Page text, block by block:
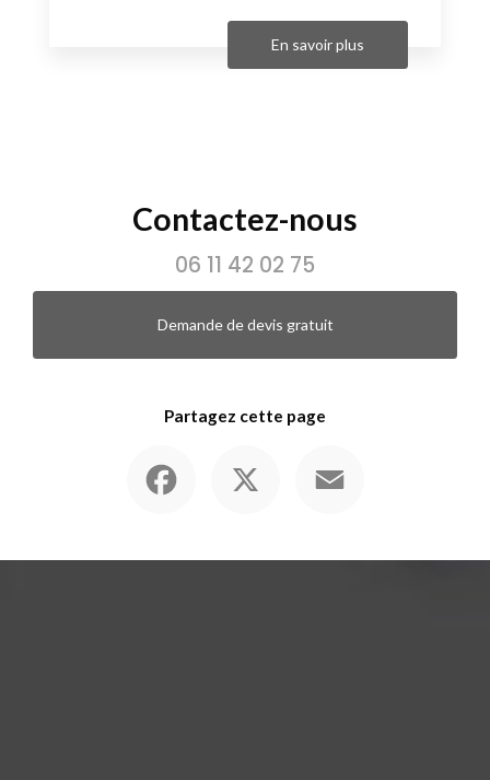
En savoir plus
Contactez-nous
06 11 42 02 75
Demande de devis gratuit
Partagez cette page